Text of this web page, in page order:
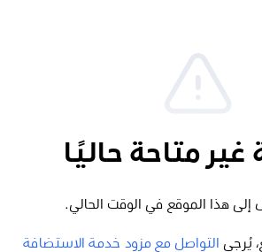
غير متاحة حاليًا
إلى هذا الموقع في الوقت الحالي.
يُرجى
التواصل مع مزود خدمة الاستضافة